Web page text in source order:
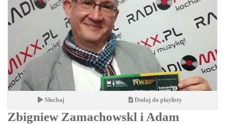
Słuchaj Dodaj do playlisty
Zbigniew Zamachowskl i Adam